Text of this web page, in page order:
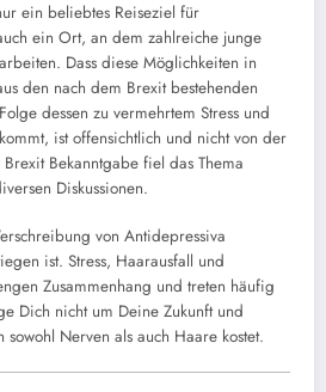
ein beliebtes Reiseziel für
ein Ort, an dem zahlreiche junge
Dass diese Möglichkeiten in
den nach dem Brexit bestehenden
dessen zu vermehrtem Stress und
ist offensichtlich und nicht von der
Bekanntgabe fiel das Thema
Diskussionen.
von Antidepressiva
ist. Stress, Haarausfall und
Zusammenhang und treten häufig
Dich nicht um Deine Zukunft und
Nerven als auch Haare kostet.